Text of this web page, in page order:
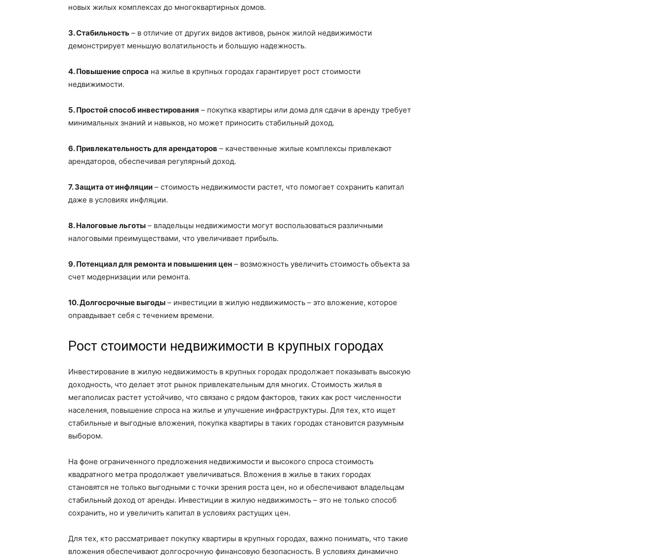
новых жилых комплексах до многоквартирных домов.
3. Стабильность – в отличие от других видов активов, рынок жилой недвижимости
демонстрирует меньшую волатильность и большую надежность.
4. Повышение спроса на жилье в крупных городах гарантирует рост стоимости
недвижимости.
5. Простой способ инвестирования – покупка квартиры или дома для сдачи в аренду требует
минимальных знаний и навыков, но может приносить стабильный доход.
6. Привлекательность для арендаторов – качественные жилые комплексы привлекают
арендаторов, обеспечивая регулярный доход.
7. Защита от инфляции – стоимость недвижимости растет, что помогает сохранить капитал
даже в условиях инфляции.
8. Налоговые льготы – владельцы недвижимости могут воспользоваться различными
налоговыми преимуществами, что увеличивает прибыль.
9. Потенциал для ремонта и повышения цен – возможность увеличить стоимость объекта за
счет модернизации или ремонта.
10. Долгосрочные выгоды – инвестиции в жилую недвижимость – это вложение, которое
оправдывает себя с течением времени.
Рост стоимости недвижимости в крупных городах
Инвестирование в жилую недвижимость в крупных городах продолжает показывать высокую
доходность, что делает этот рынок привлекательным для многих. Стоимость жилья в
мегаполисах растет устойчиво, что связано с рядом факторов, таких как рост численности
населения, повышение спроса на жилье и улучшение инфраструктуры. Для тех, кто ищет
стабильные и выгодные вложения, покупка квартиры в таких городах становится разумным
выбором.
На фоне ограниченного предложения недвижимости и высокого спроса стоимость
квадратного метра продолжает увеличиваться. Вложения в жилье в таких городах
становятся не только выгодными с точки зрения роста цен, но и обеспечивают владельцам
стабильный доход от аренды. Инвестиции в жилую недвижимость – это не только способ
сохранить, но и увеличить капитал в условиях растущих цен.
Для тех, кто рассматривает покупку квартиры в крупных городах, важно понимать, что такие
вложения обеспечивают долгосрочную финансовую безопасность. В условиях динамично